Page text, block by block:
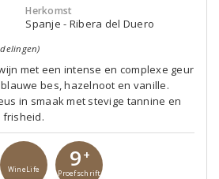
Herkomst
Spanje - Ribera del Duero
met een intense en complexe geur
bes, hazelnoot en vanille.
in smaak met stevige tannine en
frisheid.
WineLife 9 +
Proefschrift